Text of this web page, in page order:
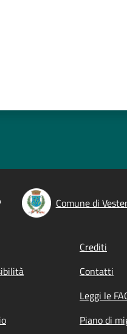
Comune di
Crediti
Contatti
Leggi le
Piano di